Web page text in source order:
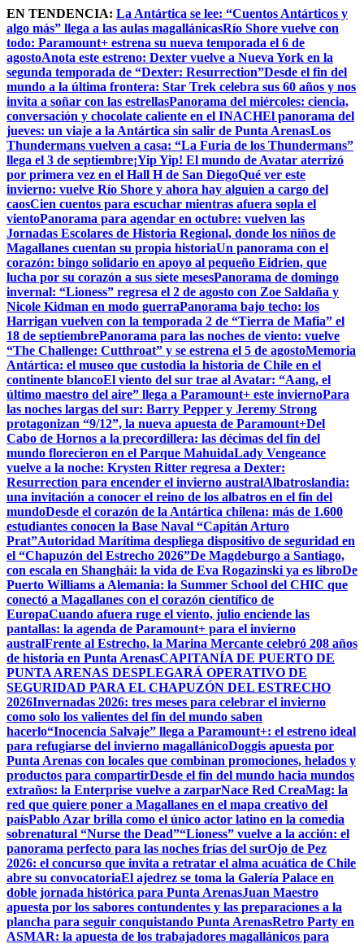
Skip
to
content
EN TENDENCIA: La Antártica se lee: “Cuentos Antárticos y
algo más” llega a las aulas magallánicasRío Shore vuelve con
todo: Paramount+ estrena su nueva temporada el 6 de
agostoAnota este estreno: Dexter vuelve a Nueva York en la
segunda temporada de “Dexter: Resurrection”Desde el fin del
mundo a la última frontera: Star Trek celebra sus 60 años y nos
invita a soñar con las estrellasPanorama del miércoles: ciencia,
conversación y chocolate caliente en el INACHEl panorama del
jueves: un viaje a la Antártica sin salir de Punta ArenasLos
Thundermans vuelven a casa: “La Furia de los Thundermans”
llega el 3 de septiembre¡Yip Yip! El mundo de Avatar aterrizó
por primera vez en el Hall H de San DiegoQué ver este
invierno: vuelve Río Shore y ahora hay alguien a cargo del
caosCien cuentos para escuchar mientras afuera sopla el
vientoPanorama para agendar en octubre: vuelven las
Jornadas Escolares de Historia Regional, donde los niños de
Magallanes cuentan su propia historiaUn panorama con el
corazón: bingo solidario en apoyo al pequeño Eidrien, que
lucha por su corazón a sus siete mesesPanorama de domingo
invernal: “Lioness” regresa el 2 de agosto con Zoe Saldaña y
Nicole Kidman en modo guerraPanorama bajo techo: los
Harrigan vuelven con la temporada 2 de “Tierra de Mafia” el
18 de septiembrePanorama para las noches de viento: vuelve
“The Challenge: Cutthroat” y se estrena el 5 de agostoMemoria
Antártica: el museo que custodia la historia de Chile en el
continente blancoEl viento del sur trae al Avatar: “Aang, el
último maestro del aire” llega a Paramount+ este inviernoPara
las noches largas del sur: Barry Pepper y Jeremy Strong
protagonizan “9/12”, la nueva apuesta de Paramount+Del
Cabo de Hornos a la precordillera: las décimas del fin del
mundo florecieron en el Parque MahuidaLady Vengeance
vuelve a la noche: Krysten Ritter regresa a Dexter:
Resurrection para encender el invierno australAlbatroslandia:
una invitación a conocer el reino de los albatros en el fin del
mundoDesde el corazón de la Antártica chilena: más de 1.600
estudiantes conocen la Base Naval “Capitán Arturo
Prat”Autoridad Marítima despliega dispositivo de seguridad en
el “Chapuzón del Estrecho 2026”De Magdeburgo a Santiago,
con escala en Shanghái: la vida de Eva Rogazinski ya es libroDe
Puerto Williams a Alemania: la Summer School del CHIC que
conectó a Magallanes con el corazón científico de
EuropaCuando afuera ruge el viento, julio enciende las
pantallas: la agenda de Paramount+ para el invierno
australFrente al Estrecho, la Marina Mercante celebró 208 años
de historia en Punta ArenasCAPITANÍA DE PUERTO DE
PUNTA ARENAS DESPLEGARÁ OPERATIVO DE
SEGURIDAD PARA EL CHAPUZÓN DEL ESTRECHO
2026Invernadas 2026: tres meses para celebrar el invierno
como solo los valientes del fin del mundo saben
hacerlo“Inocencia Salvaje” llega a Paramount+: el estreno ideal
para refugiarse del invierno magallánicoDoggis apuesta por
Punta Arenas con locales que combinan promociones, helados y
productos para compartirDesde el fin del mundo hacia mundos
extraños: la Enterprise vuelve a zarparNace Red CreaMag: la
red que quiere poner a Magallanes en el mapa creativo del
paísPablo Azar brilla como el único actor latino en la comedia
sobrenatural “Nurse the Dead”“Lioness” vuelve a la acción: el
panorama perfecto para las noches frías del surOjo de Pez
2026: el concurso que invita a retratar el alma acuática de Chile
abre su convocatoriaEl ajedrez se toma la Galería Palace en
doble jornada histórica para Punta ArenasJuan Maestro
apuesta por los sabores contundentes y las preparaciones a la
plancha para seguir conquistando Punta ArenasRetro Party en
ASMAR: la apuesta de los trabajadores magallánicos para